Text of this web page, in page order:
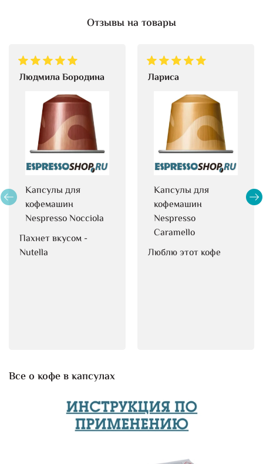
Отзывы на товары
Людмила Бородина
Капсулы для
кофемашин
Nespresso Nocciola
Пахнет вкусом -
Nutella
Лариса
Капсулы для
кофемашин
Nespresso
Caramello
Люблю этот кофе
Все о кофе в капсулах